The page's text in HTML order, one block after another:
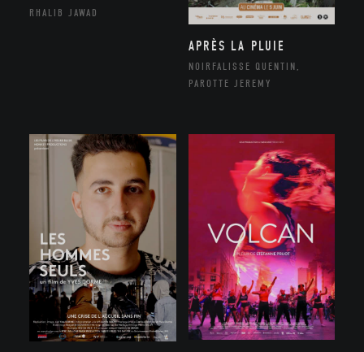
RHALIB JAWAD
APRÈS LA PLUIE
NOIRFALISSE QUENTIN,
PAROTTE JEREMY